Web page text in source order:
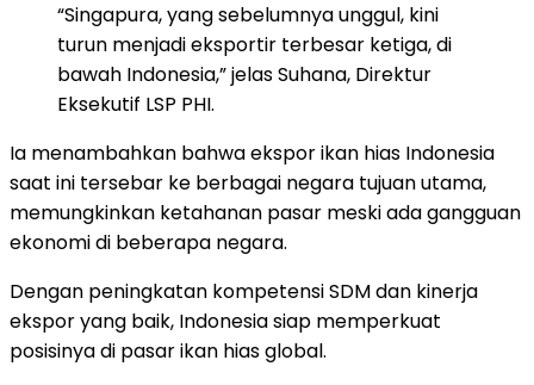
“Singapura, yang sebelumnya unggul, kini
turun menjadi eksportir terbesar ketiga, di
bawah Indonesia,” jelas Suhana, Direktur
Eksekutif LSP PHI.
Ia menambahkan bahwa ekspor ikan hias Indonesia
saat ini tersebar ke berbagai negara tujuan utama,
memungkinkan ketahanan pasar meski ada gangguan
ekonomi di beberapa negara.
Dengan peningkatan kompetensi SDM dan kinerja
ekspor yang baik, Indonesia siap memperkuat
posisinya di pasar ikan hias global.